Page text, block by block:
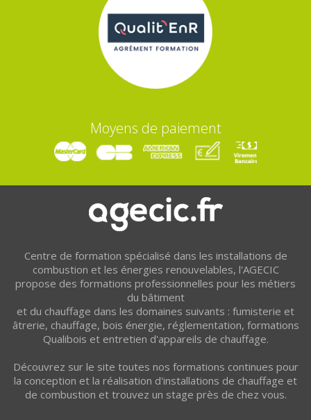
Moyens de paiement
Centre de formation spécialisé dans les installations de
combustion et les énergies renouvelables, l'AGECIC
propose des formations professionnelles pour les métiers
du bâtiment
et du chauffage dans les domaines suivants : fumisterie et
âtrerie, chauffage, bois énergie, réglementation, formations
Qualibois et entretien d'appareils de chauffage.
Découvrez sur le site toutes nos formations continues pour
la conception et la réalisation d'installations de chauffage et
de combustion et trouvez un stage près de chez vous.